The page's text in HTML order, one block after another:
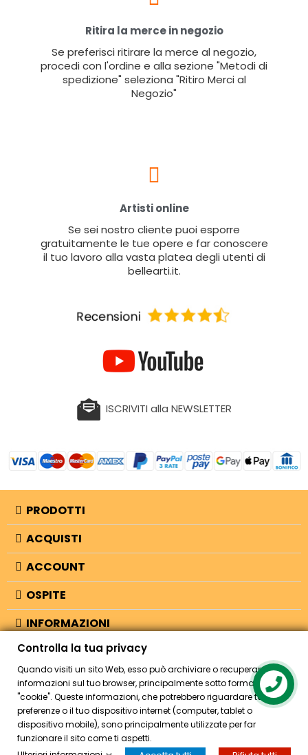
Ritira la merce in negozio
Se preferisci ritirare la merce al negozio,
procedi con l'ordine e alla sezione "Metodi di
spedizione" seleziona "Ritiro Merci al
Negozio"
Artisti online
Se sei nostro cliente puoi esporre
gratuitamente le tue opere e far conoscere
il tuo lavoro alla vasta platea degli utenti di
bellearti.it.
ISCRIVITI alla NEWSLETTER
PRODOTTI
ACQUISTI
ACCOUNT
OSPITE
INFORMAZIONI
NEGOZIO
© 2026 - Bellearti.it -credits
Controlla la tua privacy
Quando visiti un sito Web, esso può archiviare o recuperare
informazioni sul tuo browser, principalmente sotto forma di
"cookie". Queste informazioni, che potrebbero riguardare te, le tue
preferenze o il tuo dispositivo internet (computer, tablet o
dispositivo mobile), sono principalmente utilizzate per far
funzionare il sito come ti aspetti.